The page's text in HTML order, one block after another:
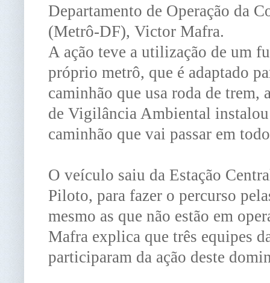
Departamento de Operação da
(Metrô-DF), Victor Mafra.
A ação teve a utilização de um
próprio metrô, que é adaptado
caminhão que usa roda de
de Vigilância Ambiental instalou
caminhão que vai passar em
O veículo saiu da Estação
Piloto, para fazer o percurso
mesmo as que não estão em
Mafra explica que três equipes
participaram da ação deste